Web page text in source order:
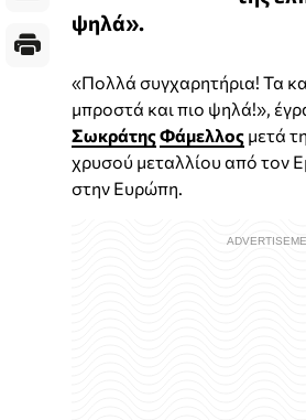
ψηλά».
«Πολλά συγχαρητήρια! Τα
μπροστά και πιο ψηλά!»,
ΣωκράτηςΦάμελλος μετά
χρυσού μεταλλίου από τον
στην Ευρώπη.